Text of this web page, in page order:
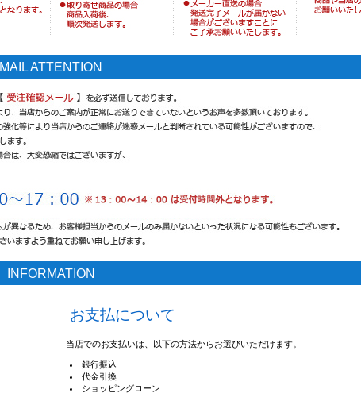
MAIL ATTENTION
INFORMATION
お支払について
当店でのお支払いは、以下の方法からお選びいただけます。
銀行振込
代金引換
ショッピングローン